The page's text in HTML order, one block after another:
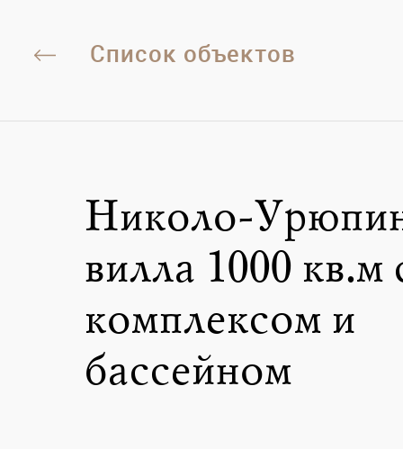
Список объектов
Николо-
вилла 1000 кв.м
комплексом и
бассейном